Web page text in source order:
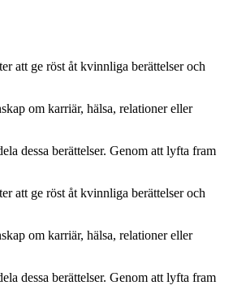
att ge röst åt kvinnliga berättelser och
om karriär, hälsa, relationer eller
dessa berättelser. Genom att lyfta fram
att ge röst åt kvinnliga berättelser och
om karriär, hälsa, relationer eller
dessa berättelser. Genom att lyfta fram